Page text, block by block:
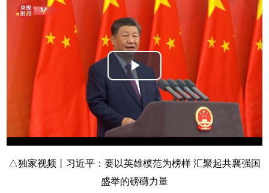
Play
Video
△独家视频丨习近平：要以英雄模范为榜样 汇聚起共襄强国
盛举的磅礴力量